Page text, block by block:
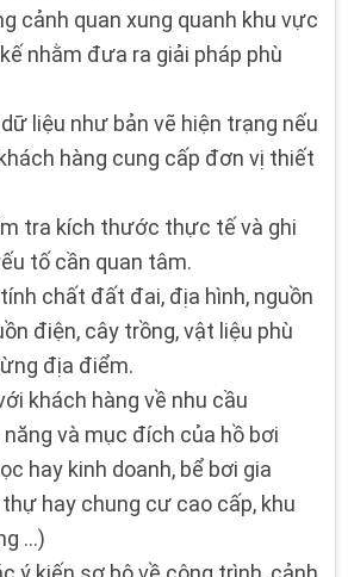
cảnh quan xung quanh khu vực
nhằm đưa ra giải pháp phù
liệu như bản vẽ hiện trạng nếu
hàng cung cấp đơn vị thiết
tra kích thước thực tế và ghi
tố cần quan tâm.
chất đất đai, địa hình, nguồn
điện, cây trồng, vật liệu phù
địa điểm.
khách hàng về nhu cầu
và mục đích của hồ bơi
hay kinh doanh, bể bơi gia
hay chung cư cao cấp, khu
...)